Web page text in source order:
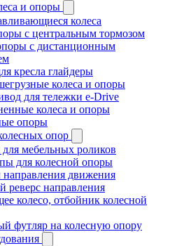
и опоры
колеса
с центральным тормозом
с дистанционным
кресла глайдеры
колеса и опоры
для тележки e-Drive
колеса и опоры
опоры
опор
мебельных роликов
для колесной опоры
движения
направления
колесо, отбойник колесной
футляр на колесную опору